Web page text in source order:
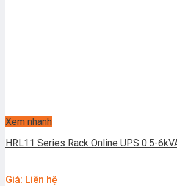
Xem nhanh
HRL11 Series Rack Online UPS 0.5-
Giá: Liên hệ